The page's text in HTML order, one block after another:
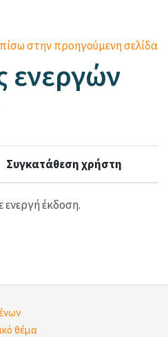
στην προηγούμενη σελίδα
ενεργών
Συγκατάθεση χρήστη
ενεργή έκδοση.
θέμα